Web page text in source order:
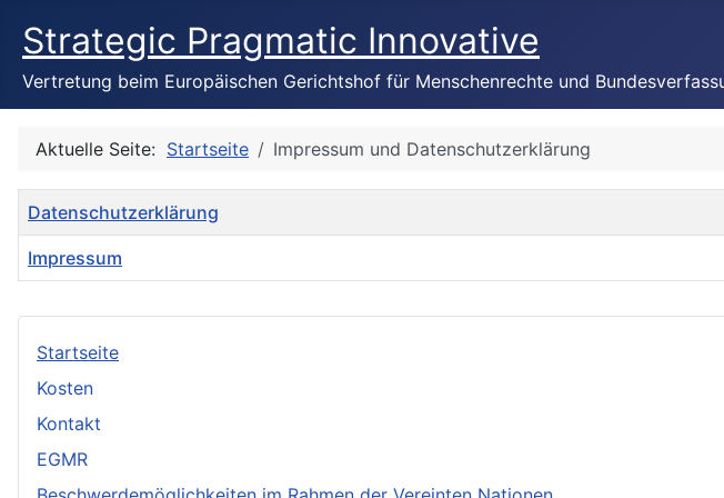
Strategic Pragmatic Innovative
Vertretung beim Europäischen Gerichtshof für Menschenrechte und
Startseite
Kosten
Kontakt
EGMR
Aktuelle Seite: Startseite Impressum und Datenschutzerklärung
Titel
Datenschutzerklärung
Impressum